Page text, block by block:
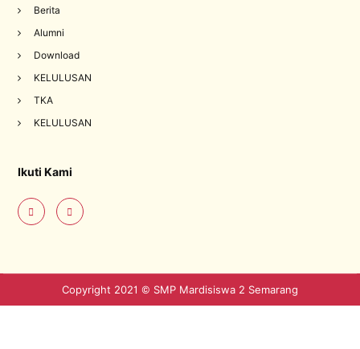
Berita
Alumni
Download
KELULUSAN
TKA
KELULUSAN
Ikuti Kami
Copyright 2021 © SMP Mardisiswa 2 Semarang